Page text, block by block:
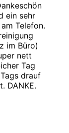
ein sehr
Telefon.
im Büro)
nett
Tag
drauf
DANKE.